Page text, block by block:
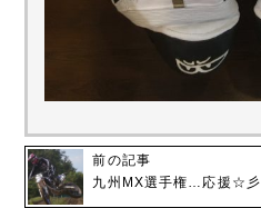
前の記事
九州MX選手権…応援☆彡